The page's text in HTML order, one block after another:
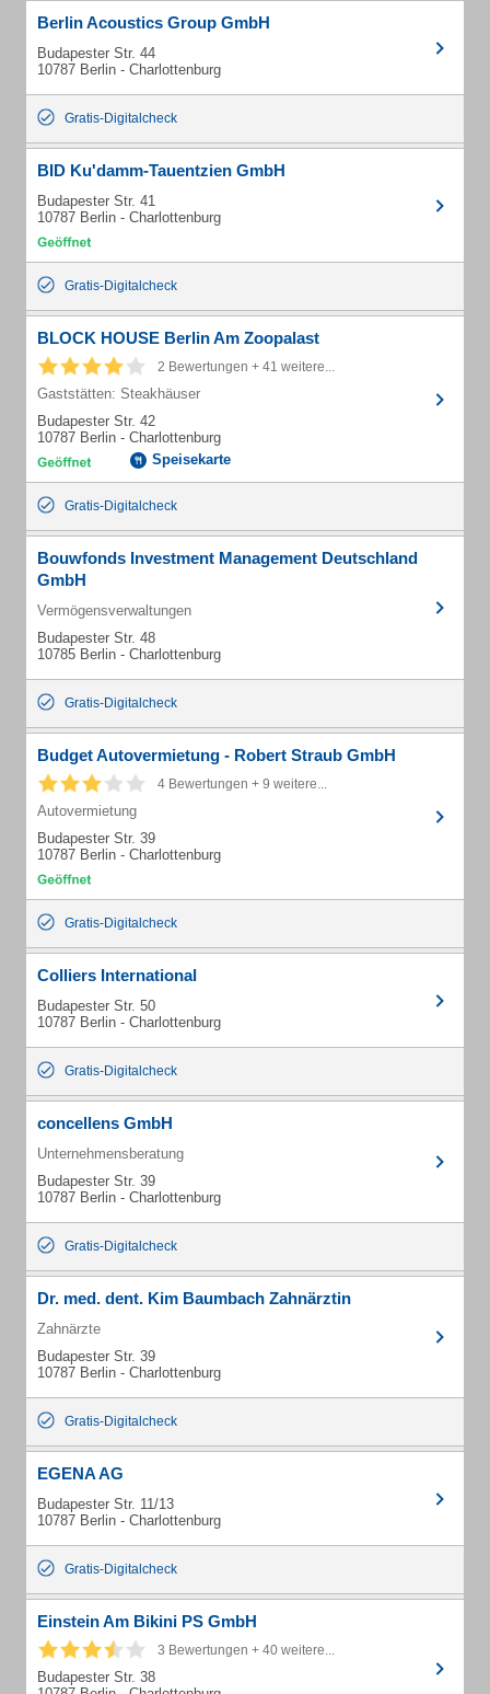
Berlin Acoustics Group GmbH
Budapester Str. 44
10787 Berlin - Charlottenburg
Gratis-Digitalcheck
BID Ku'damm-Tauentzien GmbH
Budapester Str. 41
10787 Berlin - Charlottenburg
Gratis-Digitalcheck
BLOCK HOUSE Berlin Am Zoopalast
2 Bewertungen + 41 weitere...
Gaststätten: Steakhäuser
Budapester Str. 42
10787 Berlin - Charlottenburg
Speisekarte
Gratis-Digitalcheck
Bouwfonds Investment Management Deutschland
GmbH
Vermögensverwaltungen
Budapester Str. 48
10785 Berlin - Charlottenburg
Gratis-Digitalcheck
Budget Autovermietung - Robert Straub GmbH
4 Bewertungen + 9 weitere...
Autovermietung
Budapester Str. 39
10787 Berlin - Charlottenburg
Gratis-Digitalcheck
Colliers International
Budapester Str. 50
10787 Berlin - Charlottenburg
Gratis-Digitalcheck
concellens GmbH
Unternehmensberatung
Budapester Str. 39
10787 Berlin - Charlottenburg
Gratis-Digitalcheck
Dr. med. dent. Kim Baumbach Zahnärztin
Zahnärzte
Budapester Str. 39
10787 Berlin - Charlottenburg
Gratis-Digitalcheck
EGENA AG
Budapester Str. 11/13
10787 Berlin - Charlottenburg
Gratis-Digitalcheck
Einstein Am Bikini PS GmbH
3 Bewertungen + 40 weitere...
Budapester Str. 38